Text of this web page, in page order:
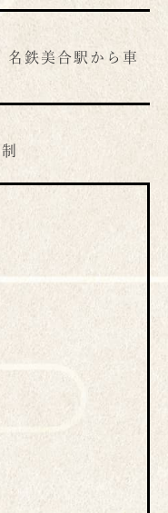
鉄美合駅から車